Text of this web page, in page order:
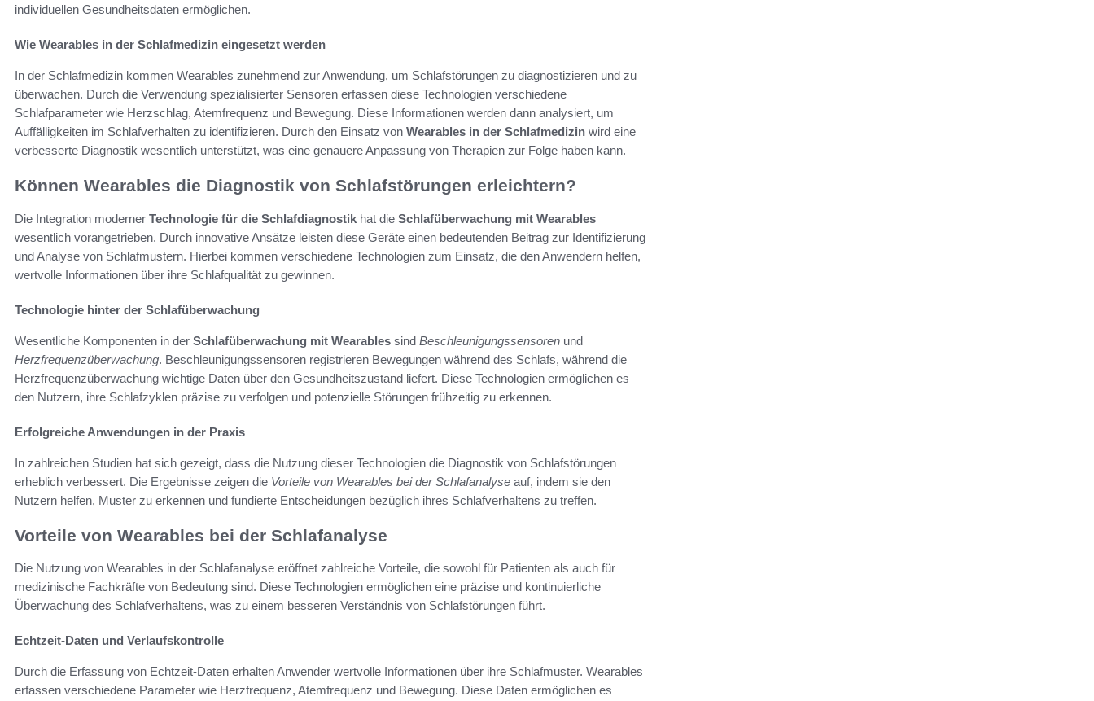
individuellen Gesundheitsdaten ermöglichen.
Wie Wearables in der Schlafmedizin eingesetzt werden
In der Schlafmedizin kommen Wearables zunehmend zur Anwendung, um Schlafstörungen zu diagnostizieren und zu
überwachen. Durch die Verwendung spezialisierter Sensoren erfassen diese Technologien verschiedene
Schlafparameter wie Herzschlag, Atemfrequenz und Bewegung. Diese Informationen werden dann analysiert, um
Auffälligkeiten im Schlafverhalten zu identifizieren. Durch den Einsatz von Wearables in der Schlafmedizin wird eine
verbesserte Diagnostik wesentlich unterstützt, was eine genauere Anpassung von Therapien zur Folge haben kann.
Können Wearables die Diagnostik von Schlafstörungen erleichtern?
Die Integration moderner Technologie für die Schlafdiagnostik hat die Schlafüberwachung mit Wearables
wesentlich vorangetrieben. Durch innovative Ansätze leisten diese Geräte einen bedeutenden Beitrag zur Identifizierung
und Analyse von Schlafmustern. Hierbei kommen verschiedene Technologien zum Einsatz, die den Anwendern helfen,
wertvolle Informationen über ihre Schlafqualität zu gewinnen.
Technologie hinter der Schlafüberwachung
Wesentliche Komponenten in der Schlafüberwachung mit Wearables sind Beschleunigungssensoren und
Herzfrequenzüberwachung. Beschleunigungssensoren registrieren Bewegungen während des Schlafs, während die
Herzfrequenzüberwachung wichtige Daten über den Gesundheitszustand liefert. Diese Technologien ermöglichen es
den Nutzern, ihre Schlafzyklen präzise zu verfolgen und potenzielle Störungen frühzeitig zu erkennen.
Erfolgreiche Anwendungen in der Praxis
In zahlreichen Studien hat sich gezeigt, dass die Nutzung dieser Technologien die Diagnostik von Schlafstörungen
erheblich verbessert. Die Ergebnisse zeigen die Vorteile von Wearables bei der Schlafanalyse auf, indem sie den
Nutzern helfen, Muster zu erkennen und fundierte Entscheidungen bezüglich ihres Schlafverhaltens zu treffen.
Vorteile von Wearables bei der Schlafanalyse
Die Nutzung von Wearables in der Schlafanalyse eröffnet zahlreiche Vorteile, die sowohl für Patienten als auch für
medizinische Fachkräfte von Bedeutung sind. Diese Technologien ermöglichen eine präzise und kontinuierliche
Überwachung des Schlafverhaltens, was zu einem besseren Verständnis von Schlafstörungen führt.
Echtzeit-Daten und Verlaufskontrolle
Durch die Erfassung von Echtzeit-Daten erhalten Anwender wertvolle Informationen über ihre Schlafmuster. Wearables
erfassen verschiedene Parameter wie Herzfrequenz, Atemfrequenz und Bewegung. Diese Daten ermöglichen es